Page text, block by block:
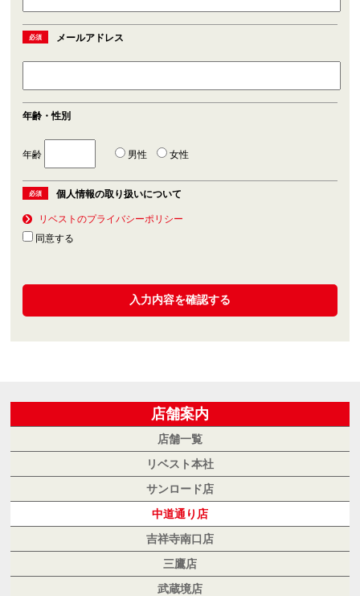
必須 メールアドレス
年齢・性別
年齢 男性 女性
必須 個人情報の取り扱いについて
リベストのプライバシーポリシー
同意する
店舗案内
店舗一覧
リベスト本社
サンロード店
中道通り店
吉祥寺南口店
三鷹店
武蔵境店